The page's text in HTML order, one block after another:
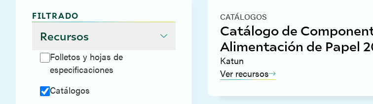
FILTRADO
Recursos
Folletos y hojas de
especificaciones
Catálogos
CATÁLOGOS
Catálogo de
Alimentación de Papel
Katun
Ver recursos